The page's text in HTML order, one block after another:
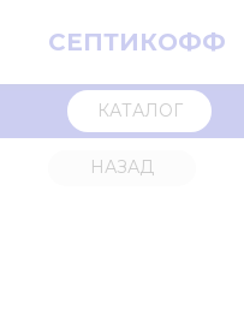
СЕПТИКОФФ
КАТАЛОГ
НАЗАД